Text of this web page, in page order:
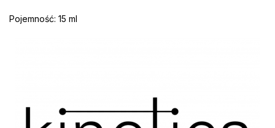
Pojemność: 15 ml